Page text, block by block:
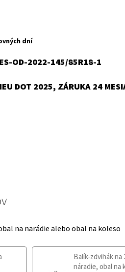
dní
OD-2022-145/85R18-1
DOT 2025, ZÁRUKA 24
na narádie alebo obal na koleso
Balík-zdvihák na
náradie, obal na